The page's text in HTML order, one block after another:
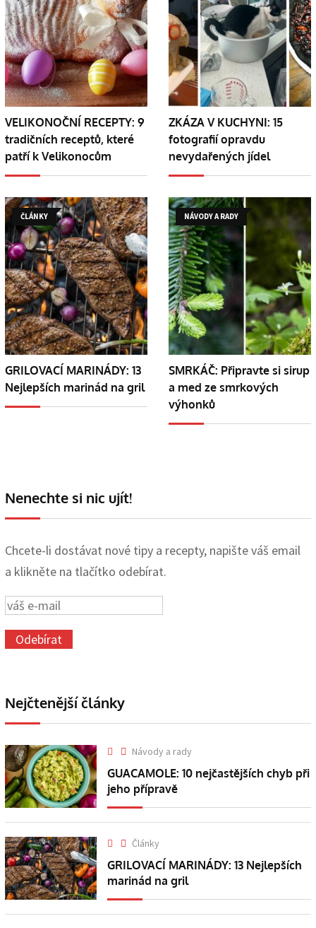
VELIKONOČNÍ RECEPTY: 9
tradičních receptů, které
patří k Velikonocům
ZKÁZA V KUCHYNI: 15
fotografií opravdu
nevydařených jídel
ČLÁNKY
GRILOVACÍ MARINÁDY: 13
Nejlepších marinád na gril
NÁVODY A RADY
SMRKÁČ: Připravte si sirup
a med ze smrkových
výhonků
Nenechte si nic ujít!
Chcete-li dostávat nové tipy a recepty, napište váš email
a klikněte na tlačítko odebírat.
Nejčtenější články
Návody a rady
GUACAMOLE: 10 nejčastějších chyb při
jeho přípravě
Články
GRILOVACÍ MARINÁDY: 13 Nejlepších
marinád na gril